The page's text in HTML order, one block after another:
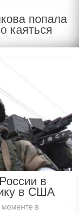
попала
каяться
в
в США
в